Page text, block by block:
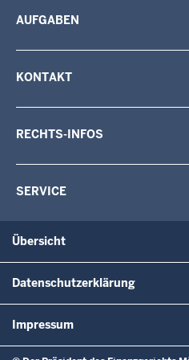
AUFGABEN
KONTAKT
RECHTS-INFOS
SERVICE
Übersicht
Datenschutzerklärung
Impressum